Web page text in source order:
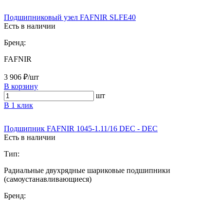
Подшипниковый узел FAFNIR SLFE40
Есть в наличии
Бренд:
FAFNIR
3 906 ₽/шт
В корзину
шт
В 1 клик
Подшипник FAFNIR 1045-1.11/16 DEC - DEC
Есть в наличии
Тип:
Радиальные двухрядные шариковые подшипники
(самоустанавливающиеся)
Бренд: